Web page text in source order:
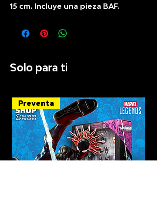
15 cm. Incluye una pieza BAF.
Solo para ti
Preventa